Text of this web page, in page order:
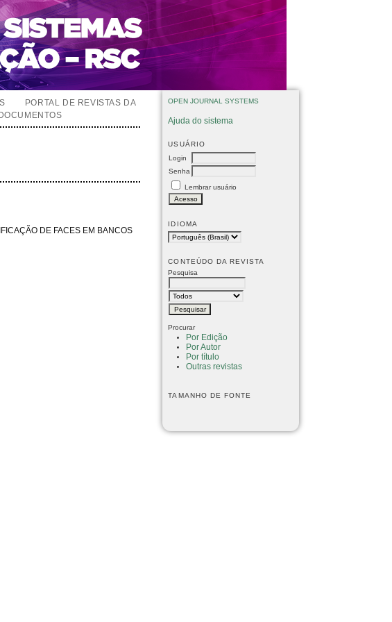
OPEN JOURNAL SYSTEMS
Ajuda do sistema
USUÁRIO
Login
Senha
Lembrar usuário
IDIOMA
CONTEÚDO DA REVISTA
Pesquisa
Procurar
Por Edição
Por Autor
Por título
Outras revistas
TAMANHO DE FONTE
PORTAL DE REVISTAS DA
DOCUMENTOS
DE FACES EM BANCOS